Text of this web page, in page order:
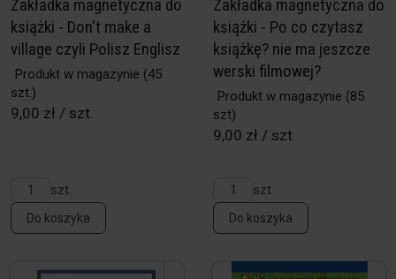
Zakładka magnetyczna do
książki - Don't make a
village czyli Polisz Englisz
Produkt w magazynie (45
szt.)
9,00 zł / szt.
szt.
Do koszyka
Zakładka magnetyczna do
książki - Po co czytasz
książkę? nie ma jeszcze
werski filmowej?
Produkt w magazynie (85
szt)
9,00 zł / szt
szt
Do koszyka